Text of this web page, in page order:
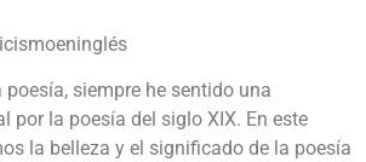
siempre he sentido una
por la poesía del siglo XIX. En este
la belleza y el significado de la poesía